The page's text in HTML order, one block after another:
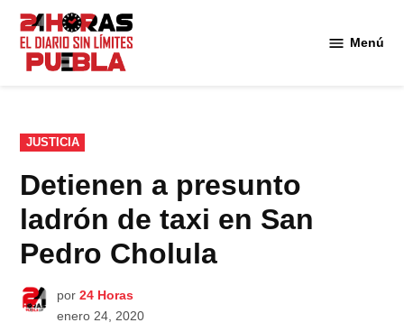
Saltar
contenido
Menú
PUBLICADO
EN
JUSTICIA
Detienen a presunto
ladrón de taxi en San
Pedro Cholula
por 24 Horas
enero 24, 2020